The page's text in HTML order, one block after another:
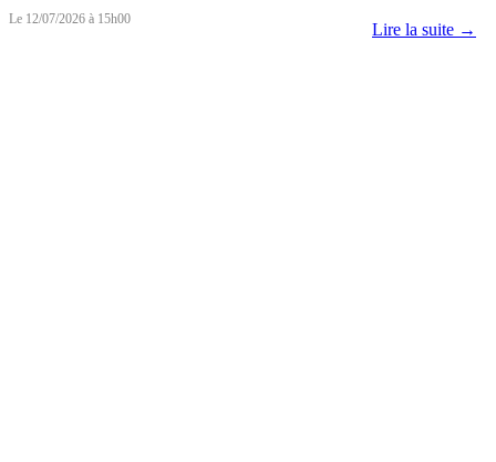
Le 12/07/2026 à 15h00
Lire la suite →